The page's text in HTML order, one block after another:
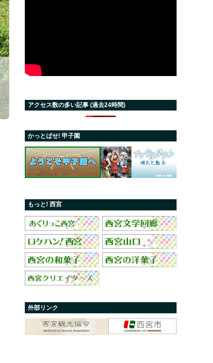
アクセス数の多い記事 (過去24時間)
かっとばせ! 甲子園
もっと! 西宮
外部リンク